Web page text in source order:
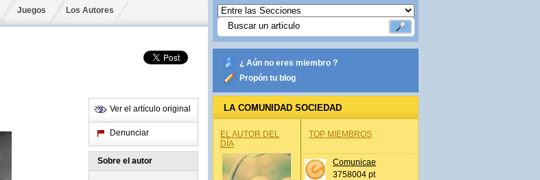
Juegos Los Autores
Ver el artículo original
Denunciar
Sobre el autor
¿ Aún no eres miembro ?
Propón tu blog
LA COMUNIDAD SOCIEDAD
EL AUTOR DEL
DÍA
TOP MIEMBROS
Comunicae
3758004 pt